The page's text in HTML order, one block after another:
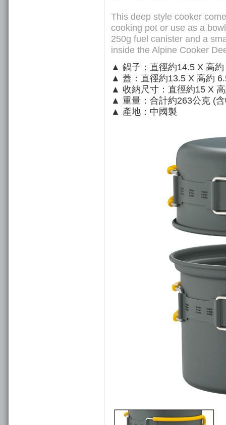
This deep style cooker
cooking pot or use as a
250g fuel canister and a
inside the Alpine Cooker
▲ 鍋子：直徑約14.5 X 高
▲ 蓋：直徑約13.5 X 高約
▲ 收納尺寸：直徑約15 X
▲ 重量：合計約263公克 (
▲ 產地：中國製